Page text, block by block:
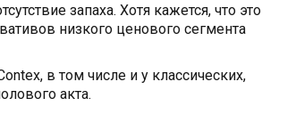
запаха. Хотя кажется, что это
низкого ценового сегмента
в том числе и у классических,
акта.